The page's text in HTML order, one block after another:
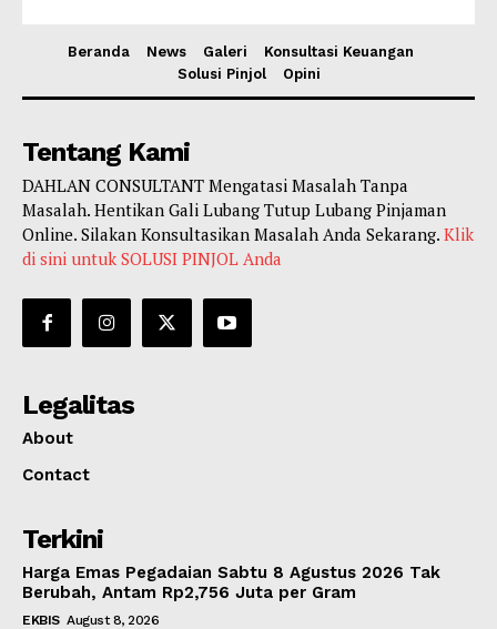
Beranda News Galeri
Konsultasi Keuangan
Solusi Pinjol
Opini
Tentang Kami
DAHLAN CONSULTANT Mengatasi Masalah Tanpa
Masalah. Hentikan Gali Lubang Tutup Lubang Pinjaman
Online. Silakan Konsultasikan Masalah Anda Sekarang. Klik
di sini untuk SOLUSI PINJOL Anda
Legalitas
About
Contact
Terkini
Harga Emas Pegadaian Sabtu 8 Agustus 2026 Tak
Berubah, Antam Rp2,756 Juta per Gram
EKBIS August 8, 2026